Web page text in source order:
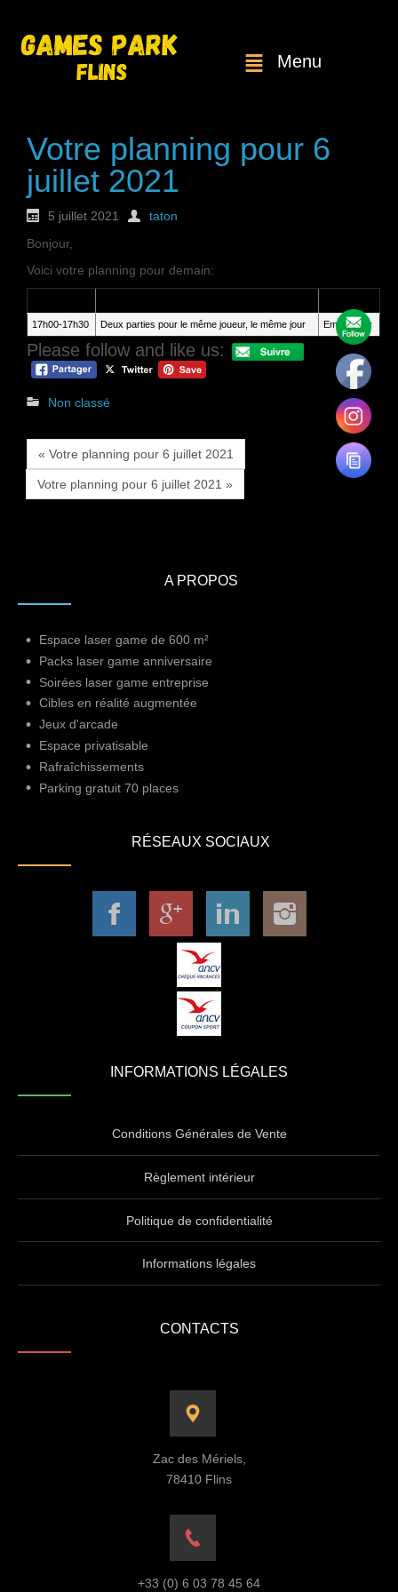
Menu
Votre planning pour 6
juillet 2021
5 juillet 2021
taton
Bonjour,
Voici votre planning pour demain:
17h00-17h30 Deux parties pour le même joueur, le même jour Emilie Crey
Please follow and like us:
Non classé
« Votre planning pour 6 juillet 2021
Votre planning pour 6 juillet 2021 »
A PROPOS
Espace laser game de 600 m²
Packs laser game anniversaire
Soirées laser game entreprise
Cibles en réalité augmentée
Jeux d'arcade
Espace privatisable
Rafraîchissements
Parking gratuit 70 places
RÉSEAUX SOCIAUX
INFORMATIONS LÉGALES
Conditions Générales de Vente
Règlement intérieur
Politique de confidentialité
Informations légales
CONTACTS
Zac des Mériels,
78410 Flins
+33 (0) 6 03 78 45 64